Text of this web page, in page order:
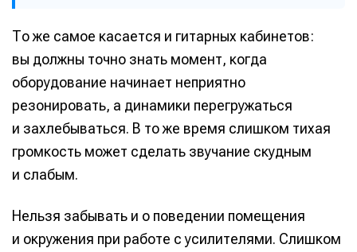
То же самое касается и гитарных кабинетов:
вы должны точно знать момент, когда
оборудование начинает неприятно
резонировать, а динамики перегружаться
и захлебываться. В то же время слишком тихая
громкость может сделать звучание скудным
и слабым.
Нельзя забывать и о поведении помещения
и окружения при работе с усилителями. Слишком